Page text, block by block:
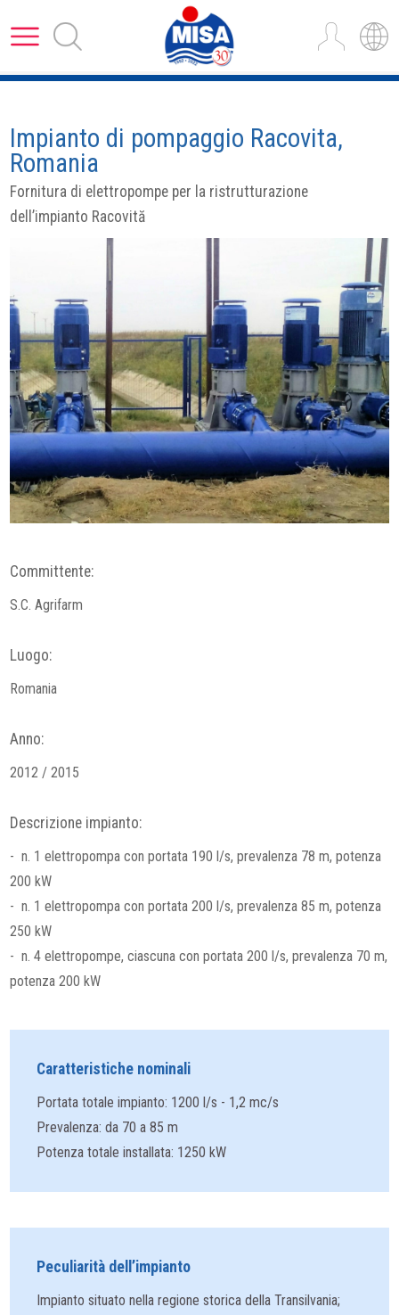
Impianto di pompaggio Racovita,
Romania
Fornitura di elettropompe per la ristrutturazione
dell’impianto Racovită
Committente:
S.C. Agrifarm
Luogo:
Romania
Anno:
2012 / 2015
Descrizione impianto:
- n. 1 elettropompa con portata 190 l/s, prevalenza 78 m, potenza
200 kW
- n. 1 elettropompa con portata 200 l/s, prevalenza 85 m, potenza
250 kW
- n. 4 elettropompe, ciascuna con portata 200 l/s, prevalenza 70 m,
potenza 200 kW
Caratteristiche nominali
Portata totale impianto: 1200 l/s - 1,2 mc/s
Prevalenza: da 70 a 85 m
Potenza totale installata: 1250 kW
Peculiarità dell’impianto
Impianto situato nella regione storica della Transilvania;